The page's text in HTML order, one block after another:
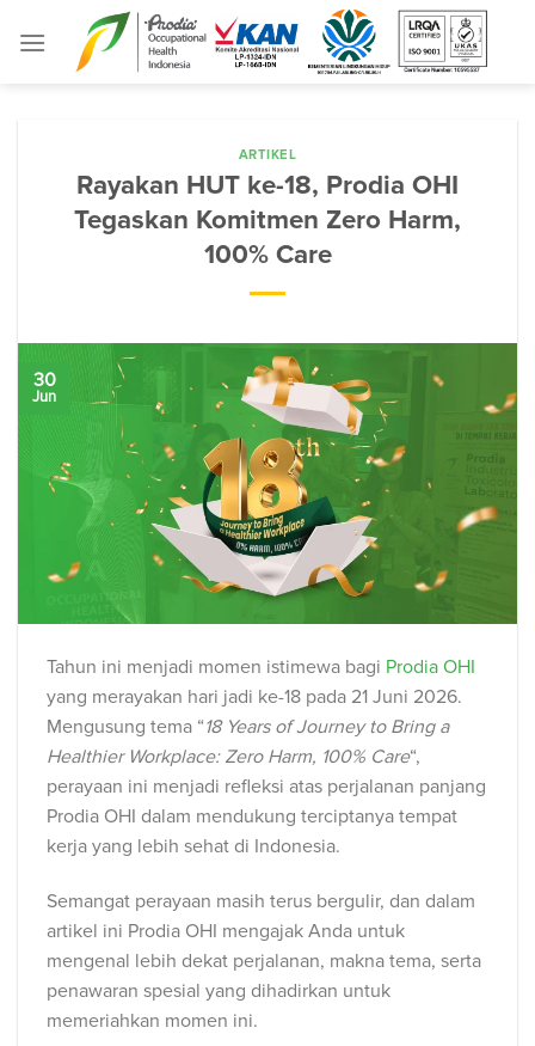
ARTIKEL
Rayakan HUT ke-18, Prodia OHI
Tegaskan Komitmen Zero Harm,
100% Care
30
Jun
Tahun ini menjadi momen istimewa bagi Prodia OHI
yang merayakan hari jadi ke-18 pada 21 Juni 2026.
Mengusung tema “18 Years of Journey to Bring a
Healthier Workplace: Zero Harm, 100% Care“,
perayaan ini menjadi refleksi atas perjalanan panjang
Prodia OHI dalam mendukung terciptanya tempat
kerja yang lebih sehat di Indonesia.
Semangat perayaan masih terus bergulir, dan dalam
artikel ini Prodia OHI mengajak Anda untuk
mengenal lebih dekat perjalanan, makna tema, serta
penawaran spesial yang dihadirkan untuk
memeriahkan momen ini.